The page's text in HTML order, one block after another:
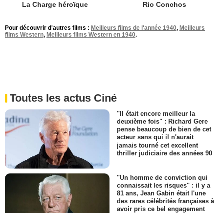
La Charge héroïque Rio Conchos
Pour découvrir d'autres films : Meilleurs films de l'année 1940, Meilleurs
films Western, Meilleurs films Western en 1940.
Toutes les actus Ciné
"Il était encore meilleur la
deuxième fois" : Richard Gere
pense beaucoup de bien de cet
acteur sans qui il n'aurait
jamais tourné cet excellent
thriller judiciaire des années 90
"Un homme de conviction qui
connaissait les risques" : il y a
81 ans, Jean Gabin était l'une
des rares célébrités françaises à
avoir pris ce bel engagement